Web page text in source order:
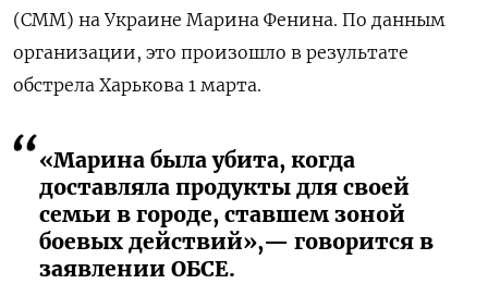
(СММ) на Украине Марина Фенина. По данным
организации, это произошло в результате
обстрела Харькова 1 марта.
«Марина была убита, когда
доставляла продукты для своей
семьи в городе, ставшем зоной
боевых действий»,— говорится в
заявлении ОБСЕ.